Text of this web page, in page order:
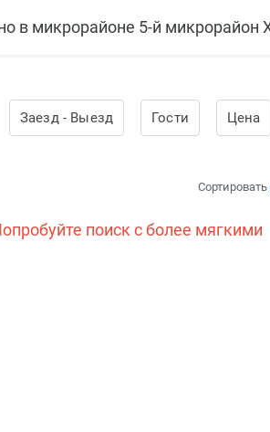
Заезд- Выезд Гости Цена
Сортировать
поиск с более мягкими